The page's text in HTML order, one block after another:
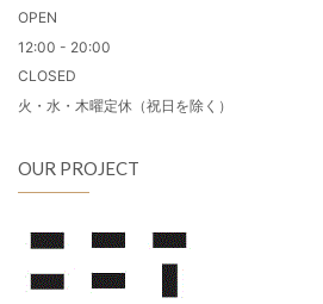
OPEN
12:00 - 20:00
CLOSED
火・水・木曜定休（祝日を除く）
OUR PROJECT